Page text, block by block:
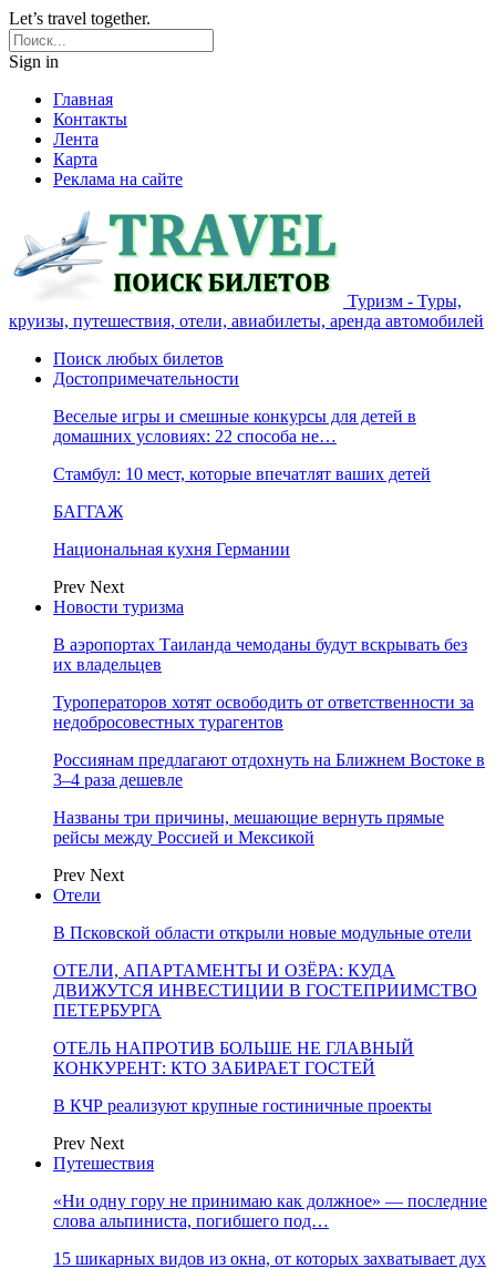
Let’s travel together.
Sign in
Главная
Контакты
Лента
Карта
Реклама на сайте
Туризм - Туры,
круизы, путешествия, отели, авиабилеты, аренда автомобилей
Поиск любых билетов
Достопримечательности
Веселые игры и смешные конкурсы для детей в
домашних условиях: 22 способа не…
Стамбул: 10 мест, которые впечатлят ваших детей
БАГГАЖ
Национальная кухня Германии
Prev Next
Новости туризма
В аэропортах Таиланда чемоданы будут вскрывать без
их владельцев
Туроператоров хотят освободить от ответственности за
недобросовестных турагентов
Россиянам предлагают отдохнуть на Ближнем Востоке в
3–4 раза дешевле
Названы три причины, мешающие вернуть прямые
рейсы между Россией и Мексикой
Prev Next
Отели
В Псковской области открыли новые модульные отели
ОТЕЛИ, АПАРТАМЕНТЫ И ОЗЁРА: КУДА
ДВИЖУТСЯ ИНВЕСТИЦИИ В ГОСТЕПРИИМСТВО
ПЕТЕРБУРГА
ОТЕЛЬ НАПРОТИВ БОЛЬШЕ НЕ ГЛАВНЫЙ
КОНКУРЕНТ: КТО ЗАБИРАЕТ ГОСТЕЙ
В КЧР реализуют крупные гостиничные проекты
Prev Next
Путешествия
«Ни одну гору не принимаю как должное» — последние
слова альпиниста, погибшего под…
15 шикарных видов из окна, от которых захватывает дух